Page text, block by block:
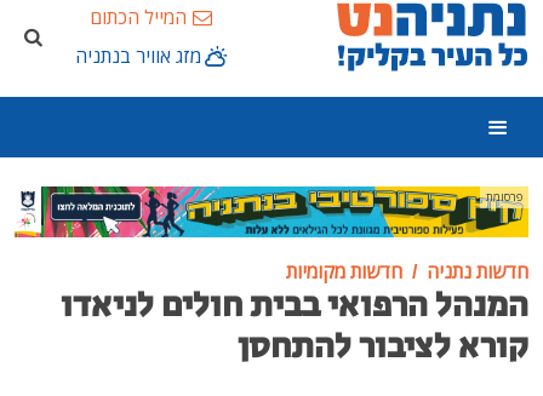
המייל הכתום
מזג אוויר בנתניה
פרסומת
חדשות נתניה חדשות מקומיות
המנהל הרפואי בבית חולים לניאדו
קורא לציבור להתחסן